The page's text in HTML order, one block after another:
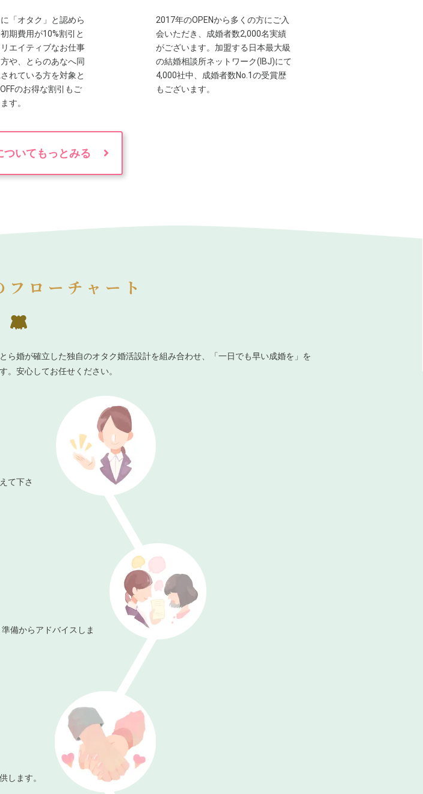
「オタク」と認めら
期費用が10%割引と
エイティブなお仕事
や、とらのあなへ同
れている方を対象と
のお得な割引もご
す。
2017年のOPENから多くの方にご入
会いただき、成婚者数2,000名実績
がございます。加盟する日本最大級
の結婚相談所ネットワーク(IBJ)にて
4,000社中、成婚者数No.1の受賞歴
もございます。
ついてもっとみる
フローチャート
婚が確立した独自のオタク婚活設計を組み合わせ、「一日でも早い成婚を」を
。安心してお任せください。
て下さ
備からアドバイスしま
します。